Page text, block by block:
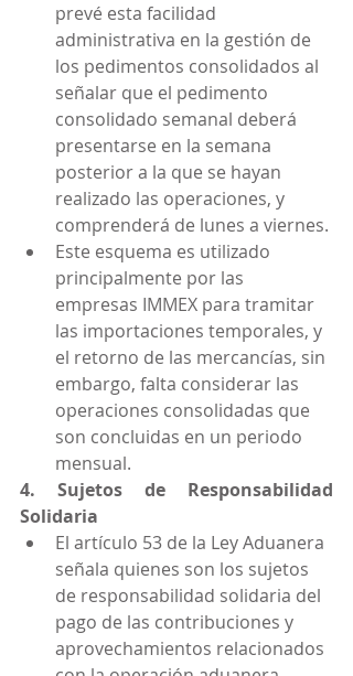
prevé esta facilidad
administrativa en la gestión de
los pedimentos consolidados al
señalar que el pedimento
consolidado semanal deberá
presentarse en la semana
posterior a la que se hayan
realizado las operaciones, y
comprenderá de lunes a viernes.
Este esquema es utilizado
principalmente por las
empresas IMMEX para tramitar
las importaciones temporales, y
el retorno de las mercancías, sin
embargo, falta considerar las
operaciones consolidadas que
son concluidas en un periodo
mensual.
4. Sujetos de Responsabilidad
Solidaria
El artículo 53 de la Ley Aduanera
señala quienes son los sujetos
de responsabilidad solidaria del
pago de las contribuciones y
aprovechamientos relacionados